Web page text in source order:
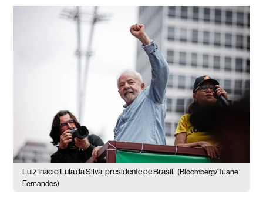
Luiz Inacio Lula da Silva, presidente de Brasil. (Bloomberg/Tuane
Fernandes)